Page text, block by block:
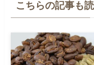
こちらの記事も